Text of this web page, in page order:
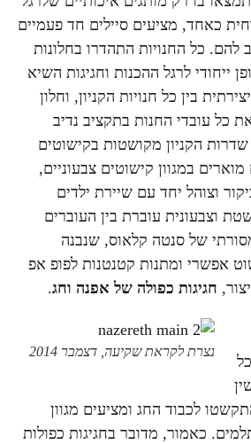
כאחד, מציעים סיילים חד פעמיים
כל החנויות התהדרו בחלונות
ייחודי לרגל ההכנות וחגיגות השיא
בין כל חנויות הקניון, וחלון
כל עובדי החנות בתקציב נדיב
הקניון מקושטות בקישוטים
במגוון קישוטים צבעוניים,
וצוהל יחד עם שיירת ילדים
וצבעונית עוברת בין העוברים
של סנטה קלאוס, שנבנה
אפשרי ומתנות קטנטנות לפופ אפ
חגיגות כפולה של אפנה וחג.
נצרת לקראת שקיעה, דצמבר 2014
לכבוד החג ומציעים מגוון
כאמור, מדובר בחגיגות כפולות